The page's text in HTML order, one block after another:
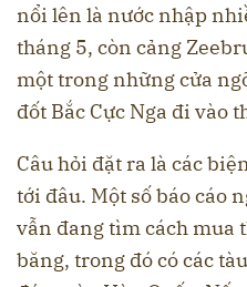
nổi lên là nước nhập
tháng 5, còn cảng
một trong những cửa
đốt Bắc Cực Nga đi vào
Câu hỏi đặt ra là các
tới đâu. Một số báo cáo
vẫn đang tìm cách mua
băng, trong đó có các